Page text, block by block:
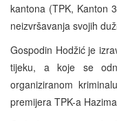
kantona (TPK, Kanton
neizvršavanja svojih
Gospodin Hodžić je
tijeku, a koje se
organiziranom
premijera TPK-a